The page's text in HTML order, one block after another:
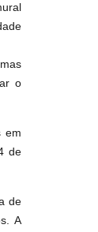
o
em
de
de
A